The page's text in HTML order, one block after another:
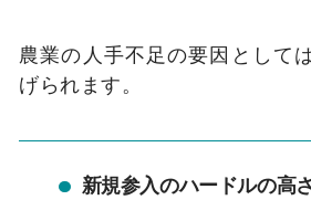
農業の人手不足の要因として
げられます。
新規参入のハードルの高さ